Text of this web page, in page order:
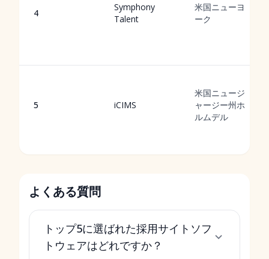
4
Symphony
Talent
米国ニューヨ
ーク
5 iCIMS
米国ニュージ
ャージー州ホ
ルムデル
よくある質問
トップ5に選ばれた採用サイトソフ
トウェアはどれですか？